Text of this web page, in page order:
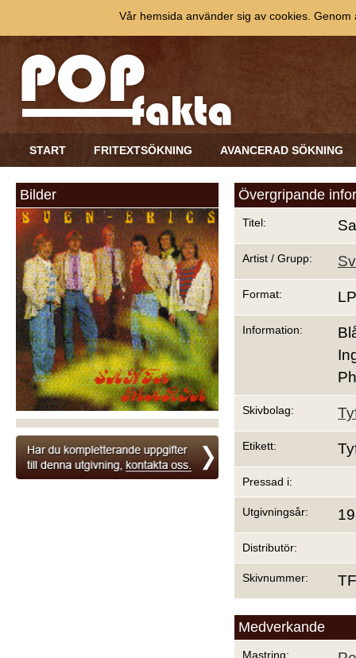
START FRITEXTSÖKNING AVANCERAD SÖKNING
Bilder Övergripande
Titel:
Artist / Grupp:
Format: LP
Information:
Skivbolag:
Etikett:
Pressad i:
Utgivningsår:
Distributör:
Skivnummer:
Medverkande
Mastring:
Vår hemsida använder sig av cookies.